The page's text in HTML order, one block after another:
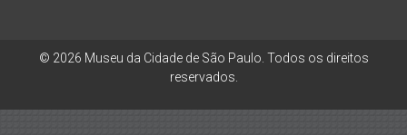
© 2026 Museu da Cidade de São Paulo. Todos os direitos
reservados.